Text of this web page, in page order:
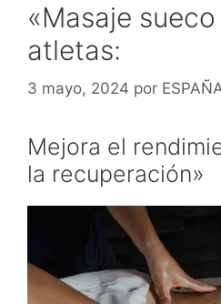
«Masaje
atletas:
3 mayo, 2024 por
Mejora el
la recuperación»